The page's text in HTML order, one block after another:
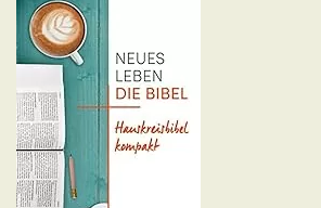
können
auf